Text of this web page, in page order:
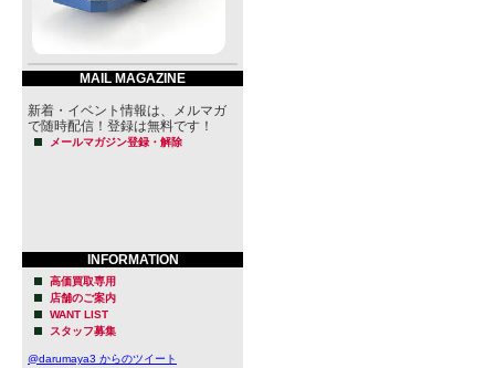
MAIL MAGAZINE
新着・イベント情報は、メルマガ
で随時配信！登録は無料です！
メールマガジン登録・解除
INFORMATION
高価買取専用
店舗のご案内
WANT LIST
スタッフ募集
@darumaya3 からのツイート